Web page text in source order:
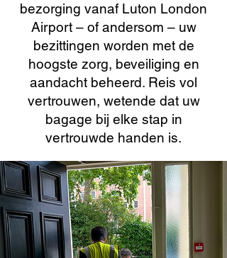
bezorging vanaf Luton London
Airport – of andersom – uw
bezittingen worden met de
hoogste zorg, beveiliging en
aandacht beheerd. Reis vol
vertrouwen, wetende dat uw
bagage bij elke stap in
vertrouwde handen is.